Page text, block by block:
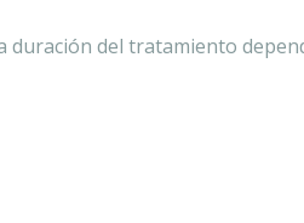
duración del tratamiento